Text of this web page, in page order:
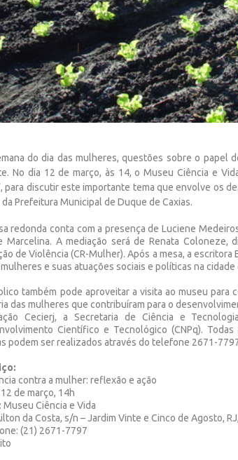
do dia das mulheres, questões sobre o papel
No dia 12 de março, às 14, o Museu Ciência e
para discutir este importante tema que envolve os
da Prefeitura Municipal de Duque de Caxias.
redonda conta com a presença de Luciene
Marcelina. A mediação será de Renata
de Violência (CR-Mulher). Após a mesa, a
e suas atuações sociais e políticas na cidade
também pode aproveitar a visita ao museu para
das mulheres que contribuíram para o
Cecierj, a Secretaria de Ciência e
Científico e Tecnológico (CNPq).
podem ser realizados através do telefone 2671-
contra a mulher: reflexão e ação
de março, 14h
Museu Ciência e Vida
da Costa, s/n – Jardim Vinte e Cinco de Agosto,
(21) 2671-7797